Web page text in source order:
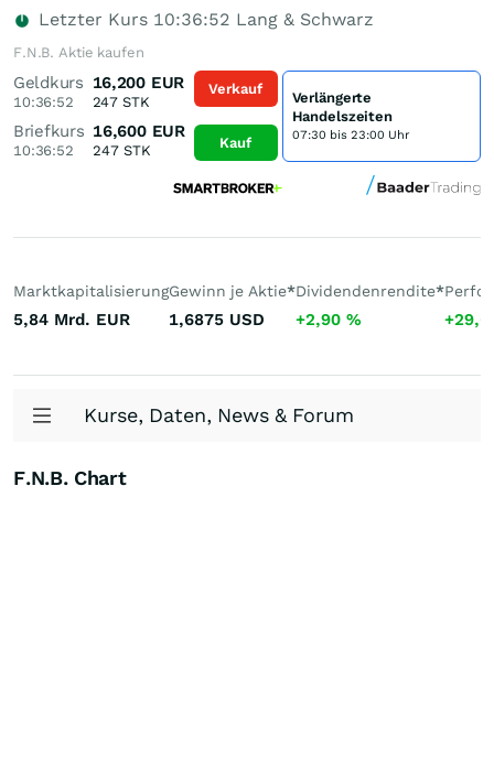
Letzter Kurs 10:36:52 Lang & Schwarz
F.N.B. Aktie kaufen
Geldkurs
10:36:52
16,200 EUR
247 STK
Briefkurs
10:36:52
16,600 EUR
247STK
Verkauf
Kauf
Verlängerte
Handelszeiten
07:30 bis 23:00 Uhr
Marktkapitalisierung
5,84 Mrd. EUR
Gewinn je Aktie*
1,6875 USD
Dividendenrendite*
+2,90 %
Kurse, Daten, News & Forum
F.N.B. Chart